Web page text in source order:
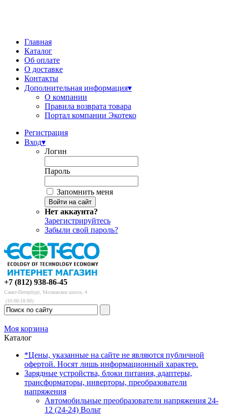
Главная
Каталог
Об оплате
О доставке
Контакты
Дополнительная информация▾
О компании
Правила возврата товара
Портал компании Экотеко
Регистрация
Вход▾
Логин
Пароль
Запомнить меня
Нет аккаунта?
Зарегистрируйтесь
Забыли свой пароль?
+7 (812) 938-86-45
Санкт-Петербург, Московское шоссе, 4
(10:00-18:00)
Моя корзина
Каталог
*Цены, указанные на сайте не являются публичной
офертой. Носят лишь информационный характер.
Зарядные устройства, блоки питания, адаптеры,
трансформаторы, инверторы, преобразователи
напряжения
Автомобильные преобразователи напряжения 24-
12 (24-24) Вольт